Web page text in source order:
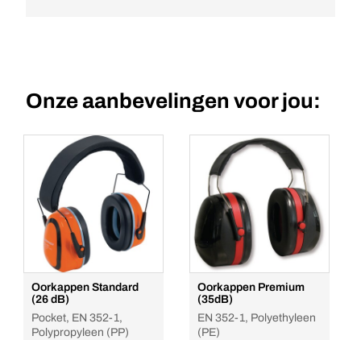
Onze aanbevelingen voor jou:
Oorkappen Standard
(26 dB)
Pocket, EN 352-1,
Polypropyleen (PP)
Oorkappen Premium
(35dB)
EN 352-1, Polyethyleen
(PE)